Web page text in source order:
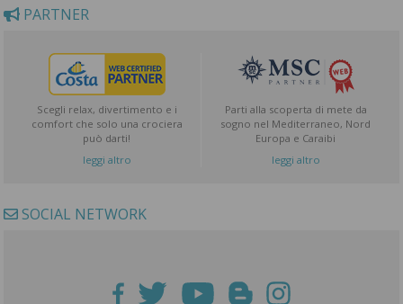
PARTNER
Scegli relax, divertimento e i
comfort che solo una crociera
può darti!
leggi altro
Parti alla scoperta di mete da
sogno nel Mediterraneo, Nord
Europa e Caraibi
leggi altro
SOCIAL NETWORK